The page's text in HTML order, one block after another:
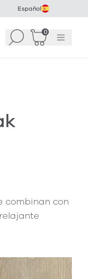
Español
Buscar 0
Cesta (0)
Menú
combinan con